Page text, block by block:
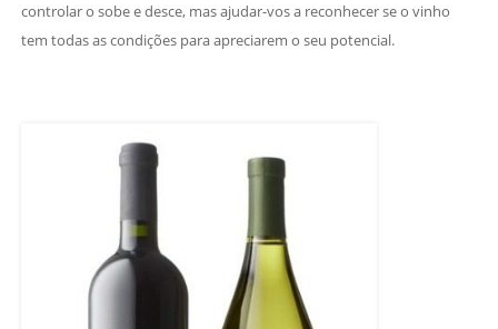
controlar o sobe e desce, mas ajudar-vos a reconhecer se o vinho
tem todas as condições para apreciarem o seu potencial.